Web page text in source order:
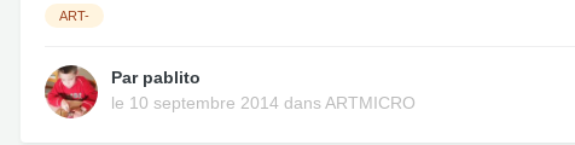
ART-
Par pablito
le 10 septembre 2014 dansARTMICRO